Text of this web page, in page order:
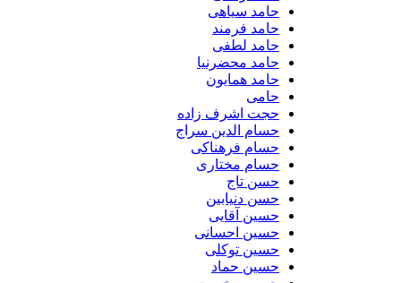
حامد سیاهی
حامد فرمند
حامد لطفی
حامد محضرنیا
حامد همایون
حامی
حجت اشرف زاده
حسام الدین سراج
حسام فرهناکی
حسام مختاری
حسن تاج
حسن دنیابین
حسین آقایی
حسین احسانی
حسین توکلی
حسین حماد